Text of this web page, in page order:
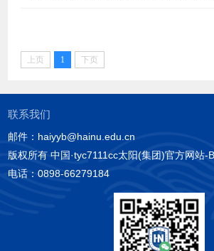
上页 1 下页
联系我们
邮件：haiyyb@hainu.edu.cn
版权所有 中国·tyc7111cc太阳(集团)官方网站-
电话：0898-66279184